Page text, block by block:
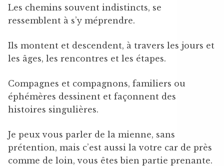
Les chemins souvent indistincts, se
ressemblent à s’y méprendre.
Ils montent et descendent, à travers les jours et
les âges, les rencontres et les étapes.
Compagnes et compagnons, familiers ou
éphémères dessinent et façonnent des
histoires singulières.
Je peux vous parler de la mienne, sans
prétention, mais c’est aussi la votre car de près
comme de loin, vous êtes bien partie prenante.